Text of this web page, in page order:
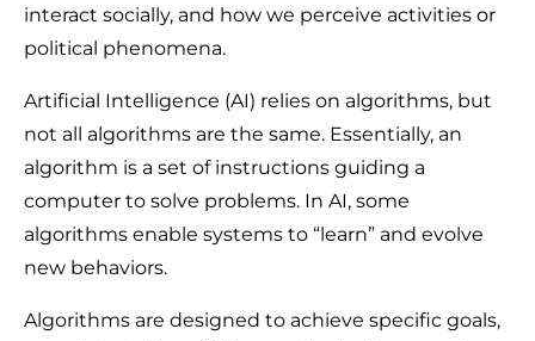
interact socially, and how we perceive activities or
political phenomena.
Artificial Intelligence (AI) relies on algorithms, but
not all algorithms are the same. Essentially, an
algorithm is a set of instructions guiding a
computer to solve problems. In AI, some
algorithms enable systems to “learn” and evolve
new behaviors.
Algorithms are designed to achieve specific goals,